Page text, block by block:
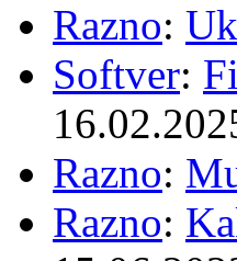
Razno:
Softver:
Razno:
Razno: